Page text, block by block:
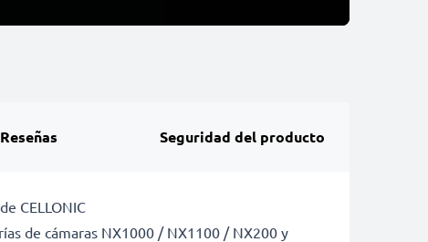
Reseñas Seguridad del producto
CELLONIC
de cámaras NX1000 / NX1100 / NX200 y